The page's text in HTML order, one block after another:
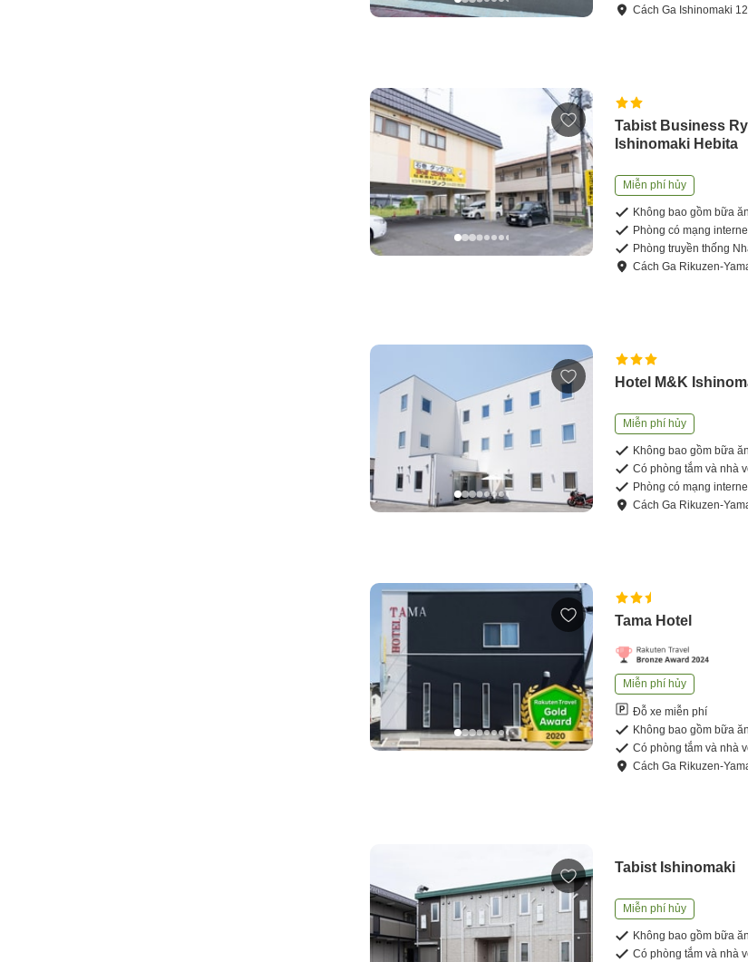
CáchGa Ishinomaki 12
Tabist Business
Ishinomaki Hebita
Miễn phí hủy
Không bao gồm bữa ăn
Phòng có mạng
Phòng truyền thống
CáchGa Rikuzen-
Hotel M&K
Miễn phí hủy
Không bao gồm bữa ăn
Có phòng tắm và nhà
Phòng có mạng
CáchGa Rikuzen-
Tama Hotel
Miễn phí hủy
Đỗ xe miễn phí
Không bao gồm bữa ăn
Có phòng tắm và nhà
CáchGa Rikuzen-
Tabist Ishinomaki
Miễn phí hủy
Không bao gồm bữa ăn
Có phòng tắm và nhà